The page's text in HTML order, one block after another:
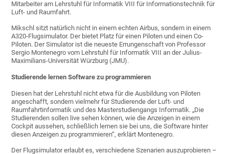
Mitarbeiter am Lehrstuhl für Informatik VIII für Informationstechnik für
Luft- und Raumfahrt.
Mikschl sitzt natürlich nicht in einem echten Airbus, sondern in einem
A320-Flugsimulator. Der bietet Platz für einen Piloten und einen Co-
Piloten. Der Simulator ist die neueste Errungenschaft von Professor
Sergio Montenegro vom Lehrstuhl für Informatik VIII an der Julius-
Maximilians-Universität Würzburg (JMU).
Studierende lernen Software zu programmieren
Diesen hat der Lehrstuhl nicht etwa für die Ausbildung von Piloten
angeschafft, sondern vielmehr für Studierende der Luft- und
Raumfahrtinformatik und des Masterstudiengangs Informatik. „Die
Studierenden sollen live sehen können, wie die Anzeigen in einem
Cockpit aussehen, schließlich lernen sie bei uns, die Software hinter
diesen Anzeigen zu programmieren“, erklärt Montenegro.
Der Flugsimulator erlaubt es, verschiedene Szenarien auszuprobieren –